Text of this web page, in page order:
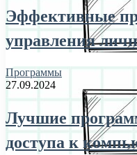
Эффективные
управления
Программы
27.09.2024
Лучшие
доступа к